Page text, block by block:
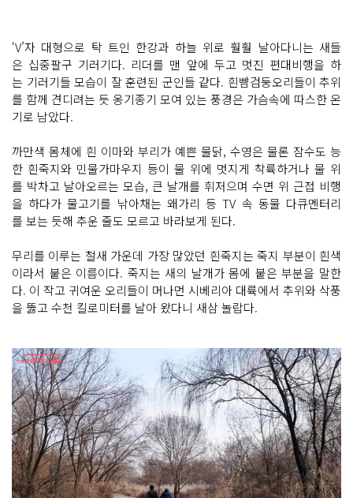
‘V’자 대형으로 탁 트인 한강과 하늘 위로 훨훨 날아다니는 새들
은 십중팔구 기러기다. 리더를 맨 앞에 두고 멋진 편대비행을 하
는 기러기들 모습이 잘 훈련된 군인들 같다. 흰뺨검둥오리들이 추위
를 함께 견디려는 듯 옹기종기 모여 있는 풍경은 가슴속에 따스한 온
기로 남았다.
까만색 몸체에 흰 이마와 부리가 예쁜 물닭, 수영은 물론 잠수도 능
한 흰죽지와 민물가마우지 등이 물 위에 멋지게 착륙하거나 물 위
를 박차고 날아오르는 모습, 큰 날개를 휘저으며 수면 위 근접 비행
을 하다가 물고기를 낚아채는 왜가리 등 TV 속 동물 다큐멘터리
를 보는 듯해 추운 줄도 모르고 바라보게 된다.
무리를 이루는 철새 가운데 가장 많았던 흰죽지는 죽지 부분이 흰색
이라서 붙은 이름이다. 죽지는 새의 날개가 몸에 붙은 부분을 말한
다. 이 작고 귀여운 오리들이 머나먼 시베리아 대륙에서 추위와 삭풍
을 뚫고 수천 킬로미터를 날아 왔다니 새삼 놀랍다.